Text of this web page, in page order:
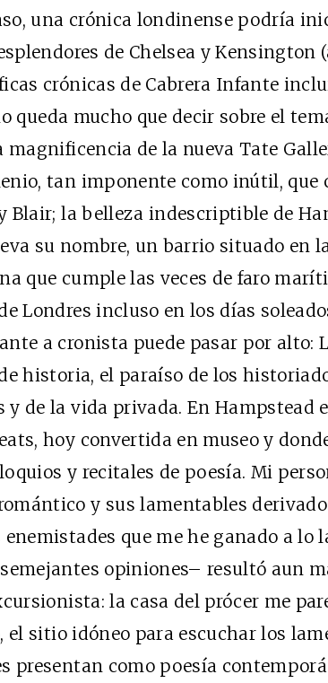
una crónica londinense podría
de Chelsea y Kensington
crónicas de Cabrera Infante
queda mucho que decir sobre el
magnificencia de la nueva Tate
tan imponente como inútil, que
Blair; la belleza indescriptible de
su nombre, un barrio situado en
que cumple las veces de faro
Londres incluso en los días
a cronista puede pasar por alto:
historia, el paraíso de los
y de la vida privada. En Hampstead
hoy convertida en museo y
y recitales de poesía. Mi
y sus lamentables
que me he ganado a lo
opiniones– resultó aun
la casa del prócer me
el sitio idóneo para escuchar los
presentan como poesía